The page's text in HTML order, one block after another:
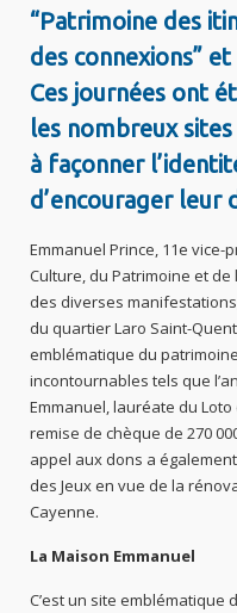
“Patrimoine des
des connexions”
Ces journées ont
les nombreux
à façonner
d’encourager leur
Emmanuel Prince, 11e vice-
Culture, du Patrimoine et
des diverses
du quartier Laro Saint-
emblématique du
incontournables tels que
Emmanuel, lauréate du Loto
remise de chèque de 270
appel aux dons a
des Jeux en vue de la
Cayenne.
La Maison Emmanuel
C’est un site emblématique